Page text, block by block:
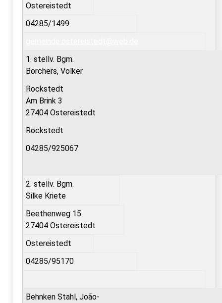
Ostereistedt
04285/1499
1. stellv. Bgm.
Borchers, Volker
Rockstedt
Am Brink 3
27404 Ostereistedt
Rockstedt
04285/925067
2. stellv. Bgm.
Silke Kriete
Beethenweg 15
27404 Ostereistedt
Ostereistedt
04285/95170
Behnken Stahl, João-